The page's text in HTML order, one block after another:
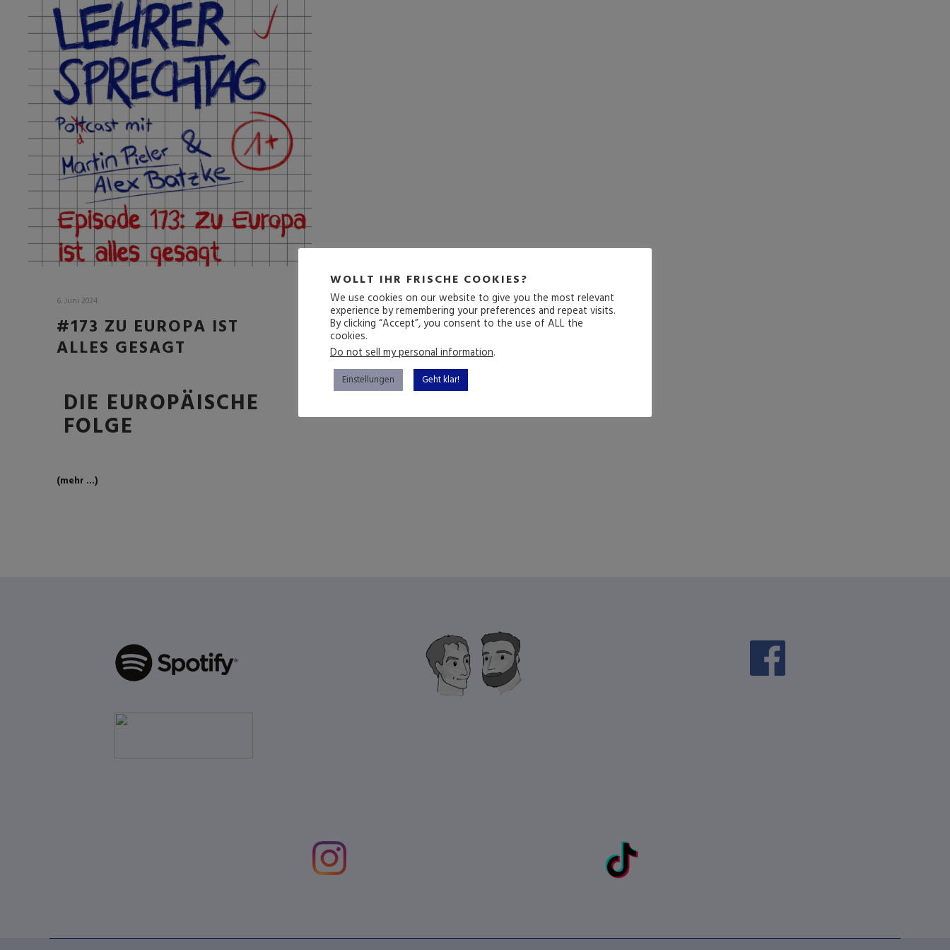
6. Juni 2024
#173 ZU EUROPA IST
ALLES GESAGT
DIE EUROPÄISCHE
FOLGE
(mehr …)
WOLLT IHR FRISCHE COOKIES?
We use cookies on our website to give you the most relevant
experience by remembering your preferences and repeat visits.
By clicking “Accept”, you consent to the use of ALL the
cookies.
Do not sell my personal information.
Einstellungen Geht klar!